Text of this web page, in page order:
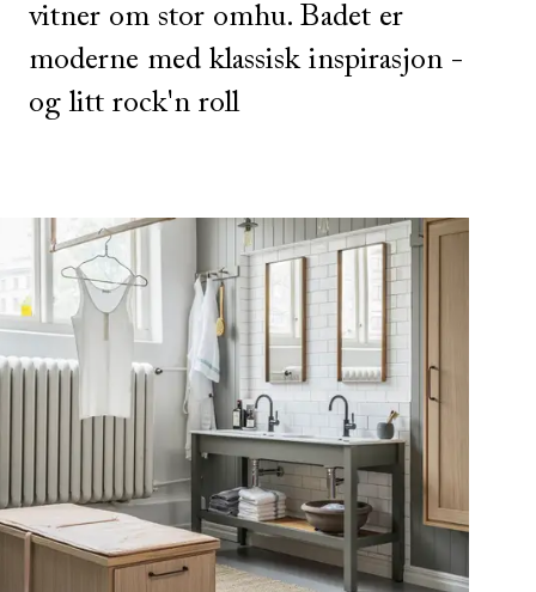
vitner om stor omhu. Badet er
moderne med klassisk inspirasjon -
og litt rock'n roll